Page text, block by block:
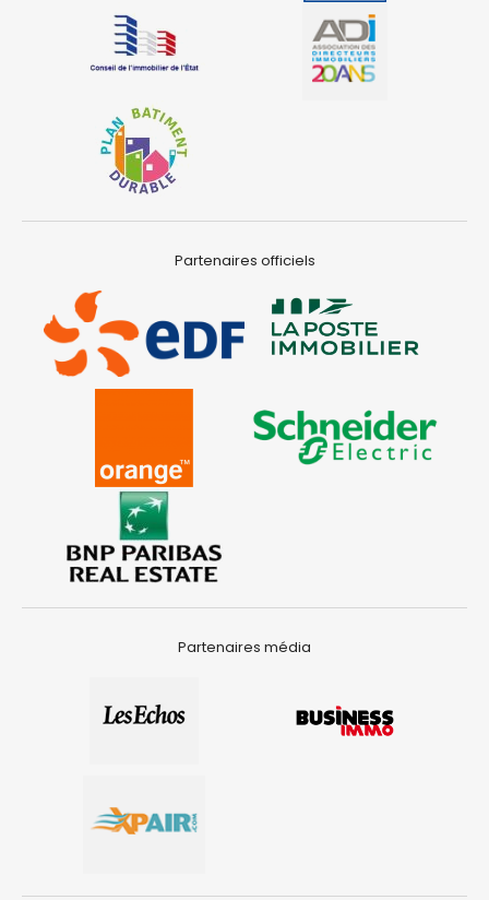
Partenaires officiels
Partenaires média